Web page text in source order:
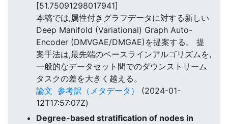
[51.75091298017941]
本稿では,属性付きグラフデータに対する新しい
Deep Manifold (Variational) Graph Auto-
Encoder (DMVGAE/DMGAE)を提案する。 提
案手法は,最先端のベースラインアルゴリズムを,
一般的なデータセット間でのダウンストリーム
タスクの差を大きく越える。
論文 参考訳（メタデータ）
(2024-01-
12T17:57:07Z)
Degree-based stratification of nodes in